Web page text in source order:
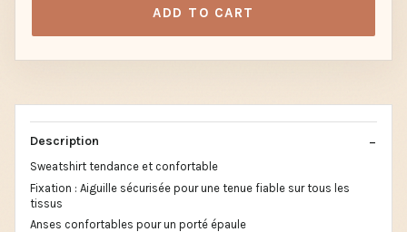
ADD TO CART
Description
Sweatshirt tendance et confortable
Fixation : Aiguille sécurisée pour une tenue fiable sur tous les
tissus
Anses confortables pour un porté épaule